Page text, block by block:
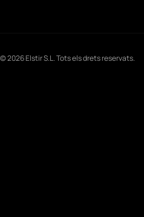
© 2026 Elstir S.L. Tots els drets reservats.